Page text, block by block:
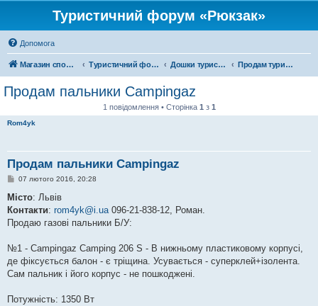
Туристичний форум «Рюкзак»
Допомога
Магазин спорядження Туристичний форум «Рюкзак» Дошки туристичних оголошень Продам туристичне спорядження
Продам пальники Campingaz
1 повідомлення • Сторінка 1 з 1
Rom4yk
Продам пальники Campingaz
П
в
д
о
е
н
я
07 лютого 2016, 20:28
Місто: Львів
Контакти: rom4yk@i.ua096-21-838-12, Роман.
Продаю газові пальники Б/У:
№1 - Campingaz Camping 206 S - В нижньому пластиковому корпусі,
де фіксується балон - є тріщина. Усувається - суперклей+ізолента.
Сам пальник і його корпус - не пошкоджені.
Потужність: 1350 Вт